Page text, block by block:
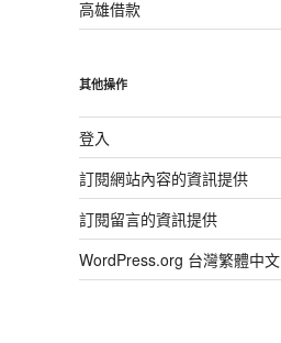
高雄借款
其他操作
登入
訂閱網站內容的資訊提供
訂閱留言的資訊提供
WordPress.org 台灣繁體中文